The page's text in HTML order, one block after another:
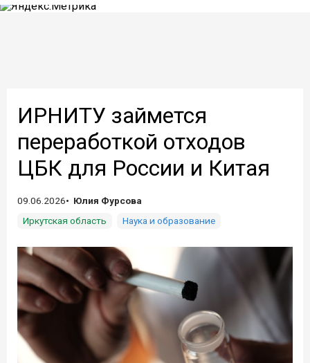
ИРНИТУ займется
переработкой отходов
ЦБК для России и Китая
09.06.2026
Юлия Фурсова
Иркутская область
Наука и образование